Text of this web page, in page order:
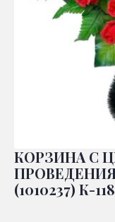
КОРЗИНА С
(1010237) К-118